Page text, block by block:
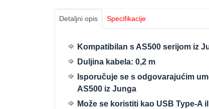
Detaljni opis Specifikacije
Kompatibilan s AS500 serijom iz
Duljina kabela: 0,2 m
Isporučuje se s odgovarajućim
AS500 iz Junga
Može se koristiti kao USB Type-A